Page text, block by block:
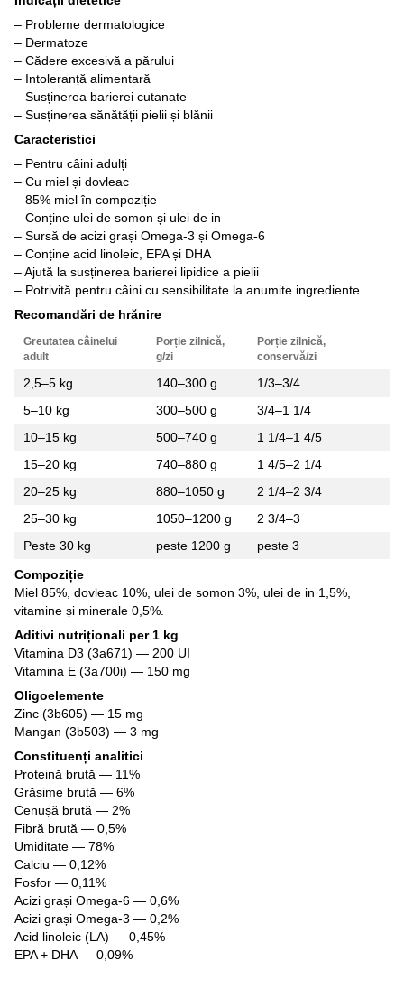
– Probleme dermatologice
– Dermatoze
– Cădere excesivă a părului
– Intoleranță alimentară
– Susținerea barierei cutanate
– Susținerea sănătății pielii și blănii
Caracteristici
– Pentru câini adulți
– Cu miel și dovleac
– 85% miel în compoziție
– Conține ulei de somon și ulei de in
– Sursă de acizi grași Omega-3 și Omega-6
– Conține acid linoleic, EPA și DHA
– Ajută la susținerea barierei lipidice a pielii
– Potrivită pentru câini cu sensibilitate la anumite ingrediente
Recomandări de hrănire
Greutatea câinelui
adult
Porție zilnică,
g/zi
Porție zilnică,
conservă/zi
2,5–5 kg 140–300 g
1/3–3/4
5–10 kg
300–500 g
3/4–1 1/4
10–15 kg
500–740 g
1 1/4–1 4/5
15–20 kg
740–880 g
1 4/5–2 1/4
20–25 kg
880–1050 g
2 1/4–2 3/4
25–30 kg
1050–1200 g
2 3/4–3
Peste 30 kg
peste 1200 g
peste 3
Compoziție
Miel 85%, dovleac 10%, ulei de somon 3%, ulei de in 1,5%,
vitamine și minerale 0,5%.
Aditivi nutriționali per 1 kg
Vitamina D3 (3a671) — 200 UI
Vitamina E (3a700i) — 150 mg
Oligoelemente
Zinc (3b605) — 15 mg
Mangan (3b503) — 3 mg
Constituenți analitici
Proteină brută — 11%
Grăsime brută — 6%
Cenușă brută — 2%
Fibră brută — 0,5%
Umiditate — 78%
Calciu — 0,12%
Fosfor — 0,11%
Acizi grași Omega-6 — 0,6%
Acizi grași Omega-3 — 0,2%
Acid linoleic (LA) — 0,45%
EPA + DHA — 0,09%